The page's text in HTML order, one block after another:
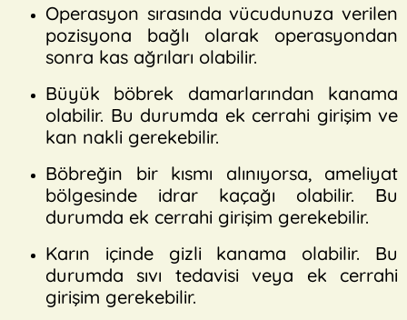
Operasyon sırasında vücudunuza verilen
pozisyona bağlı olarak operasyondan
sonra kas ağrıları olabilir.
Büyük böbrek damarlarından kanama
olabilir. Bu durumda ek cerrahi girişim ve
kan nakli gerekebilir.
Böbreğin bir kısmı alınıyorsa, ameliyat
bölgesinde idrar kaçağı olabilir. Bu
durumda ek cerrahi girişim gerekebilir.
Karın içinde gizli kanama olabilir. Bu
durumda sıvı tedavisi veya ek cerrahi
girişim gerekebilir.